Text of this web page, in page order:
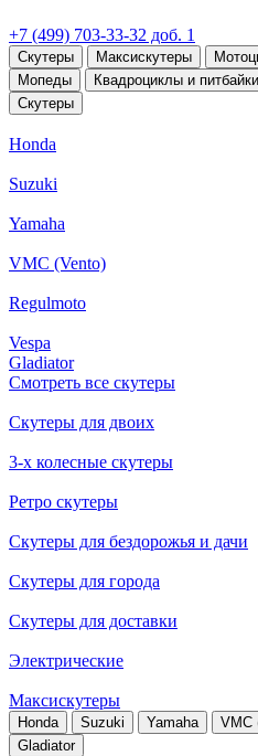
+7 (499) 703-33-32 доб. 1
Скутеры Максискутеры
Мопеды
Квадроциклы и питбайки
Скутеры
Honda
Suzuki
Yamaha
VMC (Vento)
Regulmoto
Vespa
Gladiator
Смотреть все скутеры
Скутеры для двоих
3-х колесные скутеры
Ретро скутеры
Скутеры для бездорожья и дачи
Скутеры для города
Скутеры для доставки
Электрические
Максискутеры
Honda Suzuki Yamaha VMC
Gladiator